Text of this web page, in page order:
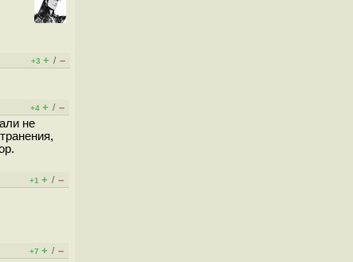
+3 + / –
+4 + / –
не
+1 + / –
+7 + / –